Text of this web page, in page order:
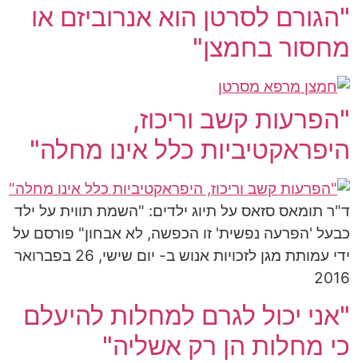
"הגורם לסרטן הוא אנרוביזם או
מחסור בחמצן"
"הפרעות קשב וריכוז,
היפראקטיביות כלל אינו מחלה"
ד"ר תומאס סזאס על תיוג ילדים: "השמת תווית על ילד
כבעל 'הפרעה נפשית' זו הכפשה, לא אבחון" פורסם על
ידי ‏עמותת מגן לזכויות אנוש‏ ב- יום שישי, 26 בפברואר
2016
"אני יכול לגרם למחלות להיעלם
כי מחלות הן רק אשליה"